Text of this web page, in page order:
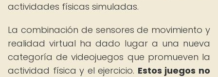
actividades físicas simuladas.
La combinación de sensores de movimiento y
realidad virtual ha dado lugar a una nueva
categoría de videojuegos que promueven la
actividad física y el ejercicio. Estos juegos no